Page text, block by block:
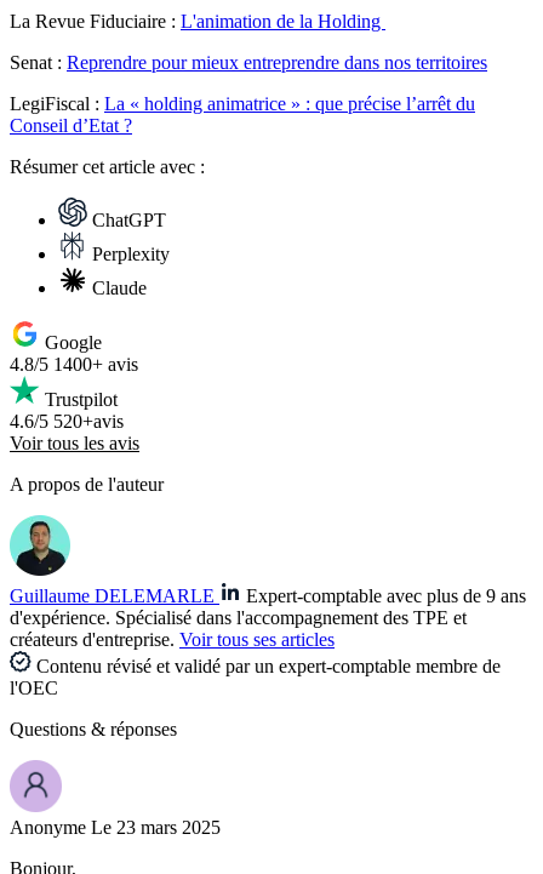
La Revue Fiduciaire : L'animation de la Holding
Senat : Reprendre pour mieux entreprendre dans nos territoires
LegiFiscal : La « holding animatrice » : que précise l’arrêt du
Conseil d’Etat ?
Résumercet article avec :
ChatGPT
Perplexity
Claude
Google
4.8/5 1400+ avis
Trustpilot
4.6/5 520+avis
Voir tous les avis
A propos de l'auteur
Guillaume DELEMARLE
Expert-comptable avec plus de 9 ans
d'expérience. Spécialisé dans l'accompagnement des TPE et
créateurs d'entreprise. Voir tous ses articles
Contenu révisé et validé par un expert-comptable membre de
l'OEC
Questions & réponses
Anonyme Le 23 mars 2025
Bonjour,